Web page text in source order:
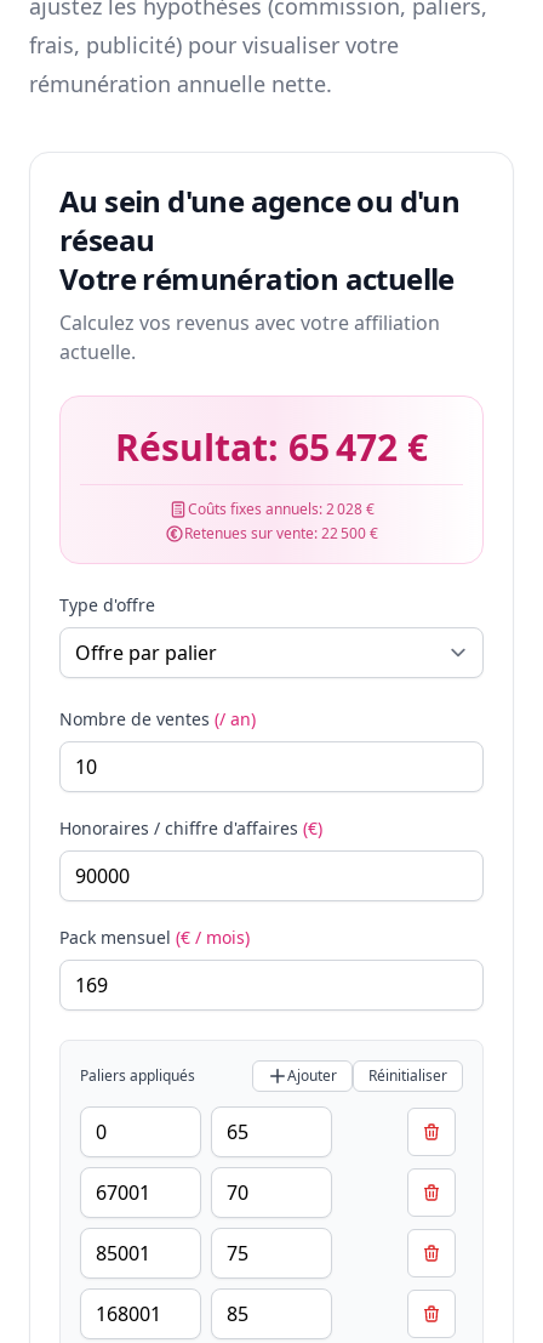
ajustez les hypothèses (commission, paliers,
frais, publicité) pour visualiser votre
rémunération annuelle nette.
Au sein d'une agence ou d'un
réseau
Votre rémunération actuelle
Calculez vos revenus avec votre affiliation
actuelle.
Résultat: 65 472 €
Coûts fixes annuels:2 028 €
Retenues sur vente:22 500 €
Type d'offre
Nombre de ventes (/ an)
Honoraires / chiffre d'affaires (€)
Pack mensuel (€ / mois)
Paliers appliqués Ajouter Réinitialiser